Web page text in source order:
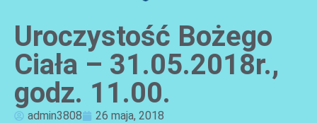
Uroczystość Bożego
Ciała – 31.05.2018r.,
godz. 11.00.
admin3808 26 maja, 2018
AKTUALNOŚCI